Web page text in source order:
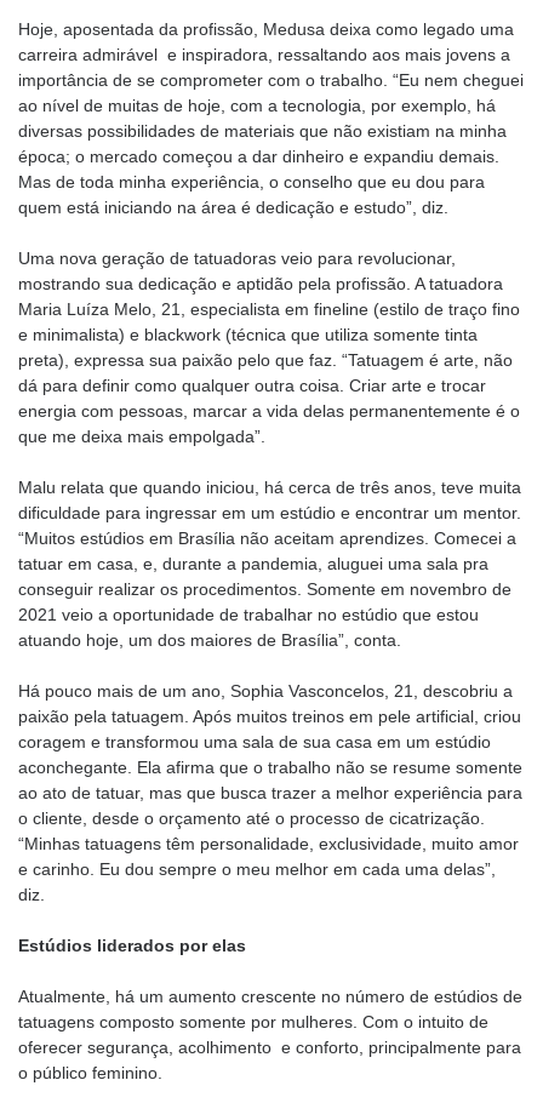
Hoje, aposentada da profissão, Medusa deixa como legado uma
carreira admirável e inspiradora, ressaltando aos mais jovens a
importância de se comprometer com o trabalho. “Eu nem cheguei
ao nível de muitas de hoje, com a tecnologia, por exemplo, há
diversas possibilidades de materiais que não existiam na minha
época; o mercado começou a dar dinheiro e expandiu demais.
Mas de toda minha experiência, o conselho que eu dou para
quem está iniciando na área é dedicação e estudo”, diz.
Uma nova geração de tatuadoras veio para revolucionar,
mostrando sua dedicação e aptidão pela profissão. A tatuadora
Maria Luíza Melo, 21, especialista em fineline (estilo de traço fino
e minimalista) e blackwork (técnica que utiliza somente tinta
preta), expressa sua paixão pelo que faz. “Tatuagem é arte, não
dá para definir como qualquer outra coisa. Criar arte e trocar
energia com pessoas, marcar a vida delas permanentemente é o
que me deixa mais empolgada”.
Malu relata que quando iniciou, há cerca de três anos, teve muita
dificuldade para ingressar em um estúdio e encontrar um mentor.
“Muitos estúdios em Brasília não aceitam aprendizes. Comecei a
tatuar em casa, e, durante a pandemia, aluguei uma sala pra
conseguir realizar os procedimentos. Somente em novembro de
2021 veio a oportunidade de trabalhar no estúdio que estou
atuando hoje, um dos maiores de Brasília”, conta.
Há pouco mais de um ano, Sophia Vasconcelos, 21, descobriu a
paixão pela tatuagem. Após muitos treinos em pele artificial, criou
coragem e transformou uma sala de sua casa em um estúdio
aconchegante. Ela afirma que o trabalho não se resume somente
ao ato de tatuar, mas que busca trazer a melhor experiência para
o cliente, desde o orçamento até o processo de cicatrização.
“Minhas tatuagens têm personalidade, exclusividade, muito amor
e carinho. Eu dou sempre o meu melhor em cada uma delas”,
diz.
Estúdios liderados por elas
Atualmente, há um aumento crescente no número de estúdios de
tatuagens composto somente por mulheres. Com o intuito de
oferecer segurança, acolhimento e conforto, principalmente para
o público feminino.